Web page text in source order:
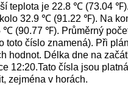
teplota je 22.8 ℃ (73.04
32.9 ℃ (91.22 ℉). Na
(90.77 ℉). Průměrný
toto číslo znamená). Při
hodnot. Délka dne na
12:20.Tato čísla jsou
zejména v horách.